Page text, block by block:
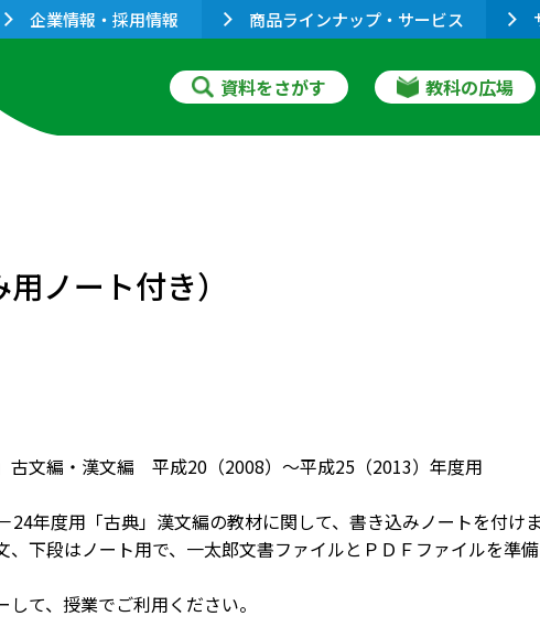
企業情報・採用情報 商品ラインナップ・サービス
資料をさがす 教科の広場
ノート付き）
古文編・漢文編 平成20（2008）～平成25（2013）年度用
24年度用「古典」漢文編の教材に関して、書き込みノートを付け
、下段はノート用で、一太郎文書ファイルとＰＤＦファイルを準
て、授業でご利用ください。